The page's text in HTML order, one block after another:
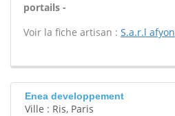
portails -
Voir la fiche artisan : S.a.r.l afyon
Enea developpement
Ville : Ris, Paris